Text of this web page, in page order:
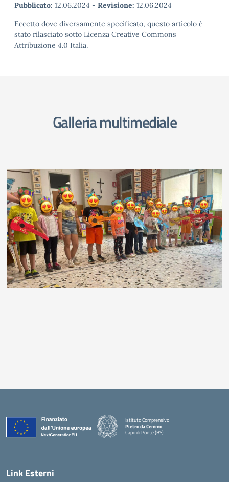
Pubblicato: 12.06.2024 - Revisione: 12.06.2024
Eccetto dove diversamente specificato, questo articolo è
stato rilasciato sotto Licenza Creative Commons
Attribuzione 4.0 Italia.
Galleria multimediale
Istituto Comprensivo
Pietro da Cemmo
Capo di Ponte (BS)
— Visita la pagina iniziale della scuola
Link Esterni